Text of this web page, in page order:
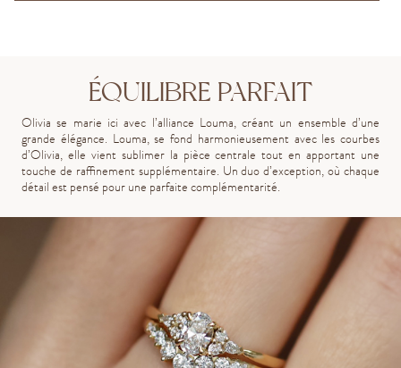
ÉQUILIBRE PARFAIT
Olivia se marie ici avec l’alliance Louma, créant un ensemble d’une
grande élégance. Louma, se fond harmonieusement avec les courbes
d’Olivia, elle vient sublimer la pièce centrale tout en apportant une
touche de raffinement supplémentaire. Un duo d’exception, où chaque
détail est pensé pour une parfaite complémentarité.